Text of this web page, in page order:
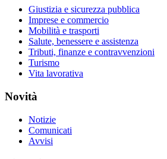
Giustizia e sicurezza pubblica
Imprese e commercio
Mobilità e trasporti
Salute, benessere e assistenza
Tributi, finanze e contravvenzioni
Turismo
Vita lavorativa
Novità
Notizie
Comunicati
Avvisi